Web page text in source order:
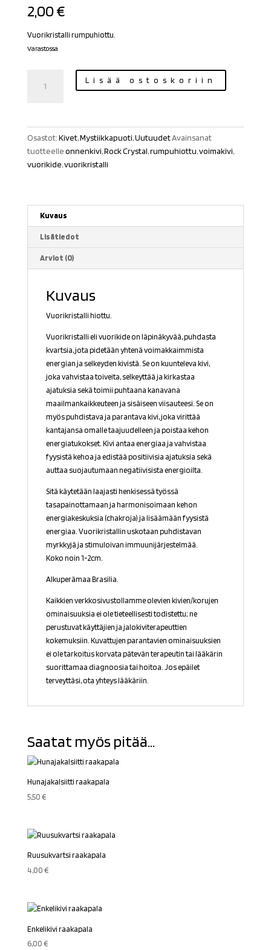
2,00€
Vuorikristalli rumpuhiottu.
Varastossa
hiottu
Lisää ostoskoriin
Osastot:Kivet,Mystiikkapuoti,UutuudetAvainsanat
tuotteelleonnenkivi,Rock Crystal,rumpuhiottu,voimakivi,
vuorikide,vuorikristalli
Kuvaus
Lisätiedot
Arviot (0)
Kuvaus
Vuorikristalli hiottu.
Vuorikristalli eli vuorikide on läpinäkyvää, puhdasta
kvartsia, jota pidetään yhtenä voimakkaimmista
energian ja selkeyden kivistä. Se on kuunteleva kivi,
joka vahvistaa toiveita, selkeyttää ja kirkastaa
ajatuksia sekä toimii puhtaana kanavana
maailmankaikkeuteen ja sisäiseen viisauteesi. Se on
myös puhdistava ja parantava kivi, joka virittää
kantajansa omalle taajuudelleen ja poistaa kehon
energiatukokset. Kivi antaa energiaa ja vahvistaa
fyysistä kehoa ja edistää positiivisia ajatuksia sekä
auttaa suojautumaan negatiivisista energioilta.
Sitä käytetään laajasti henkisessä työssä
tasapainottamaan ja harmonisoimaan kehon
energiakeskuksia (chakroja) ja lisäämään fyysistä
energiaa. Vuorikristallin uskotaan puhdistavan
myrkkyjä ja stimuloivan immuunijärjestelmää.
Koko noin 1-2cm.
Alkuperämaa Brasilia.
Kaikkien verkkosivustollamme olevien kivien/korujen
ominaisuuksia ei ole tieteellisesti todistettu; ne
perustuvat käyttäjien ja jalokiviterapeuttien
kokemuksiin. Kuvattujen parantavien ominaisuuksien
ei ole tarkoitus korvata pätevän terapeutin tai lääkärin
suorittamaa diagnoosia tai hoitoa. Jos epäilet
terveyttäsi, ota yhteys lääkäriin.
Saatat myös pitää...
Hunajakalsiitti raakapala
5,50€
Ruusukvartsi raakapala
4,00€
Enkelikivi raakapala
6,00€